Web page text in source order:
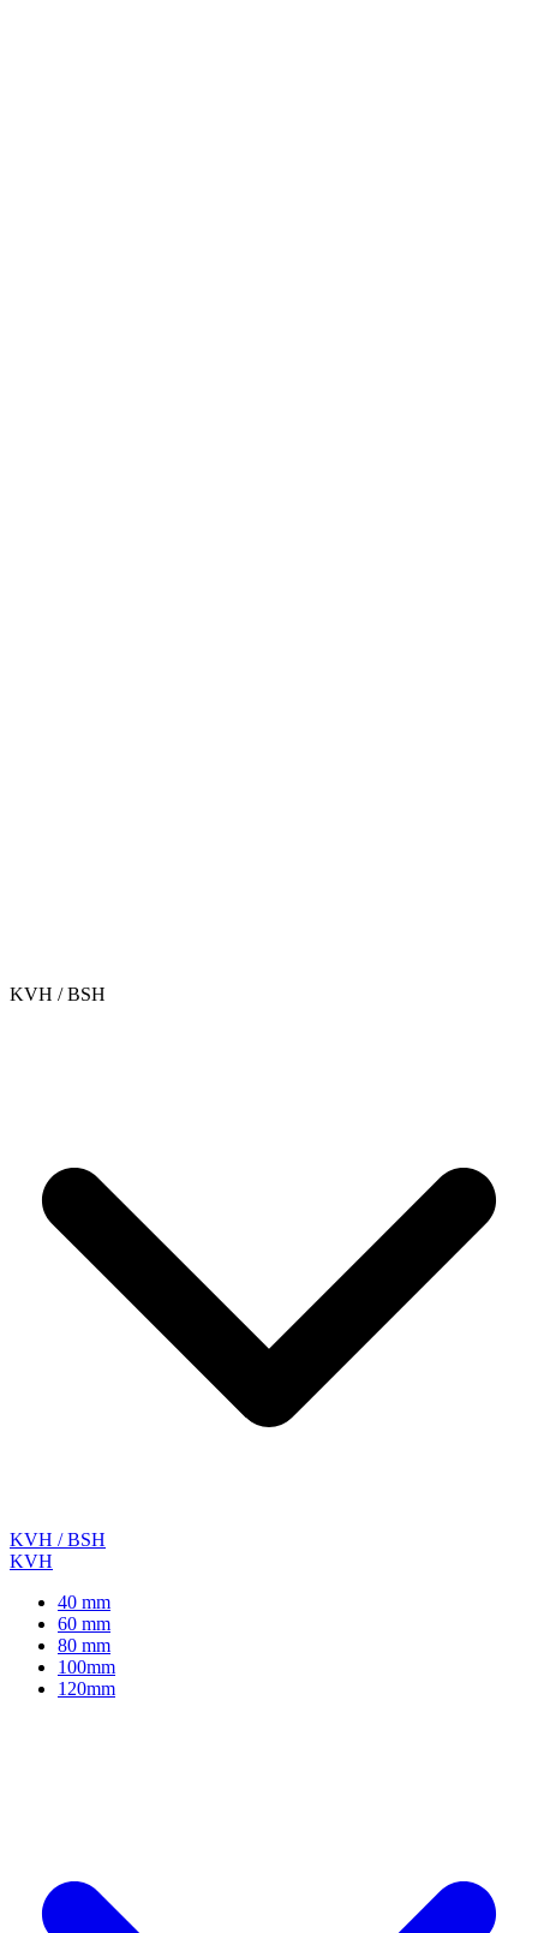
KVH / BSH
KVH / BSH
KVH
40 mm
60 mm
80 mm
100mm
120mm